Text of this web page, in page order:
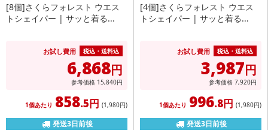
[8個]さくらフォレスト ウエス
トシェイパー | サッと着る...
お試し費用 税込・送料込
6,868円
参考価格 15,840円
1個あたり 858.5円 (1,980円)
発送3日前後
[4個]さくらフォレスト ウエス
トシェイパー | サッと着る...
お試し費用 税込・送料込
3,987円
参考価格 7,920円
1個あたり 996.8円 (1,980円)
発送3日前後